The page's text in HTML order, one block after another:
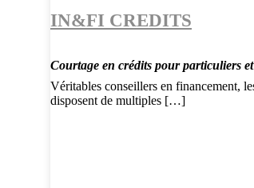
IN&FI CREDITS
Courtage en crédits pour particuliers
Véritables conseillers en financement,
disposent de multiples […]